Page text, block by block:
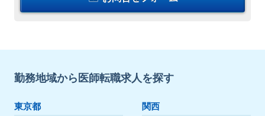
勤務地域から医師転職求人を探す
東京都 関西